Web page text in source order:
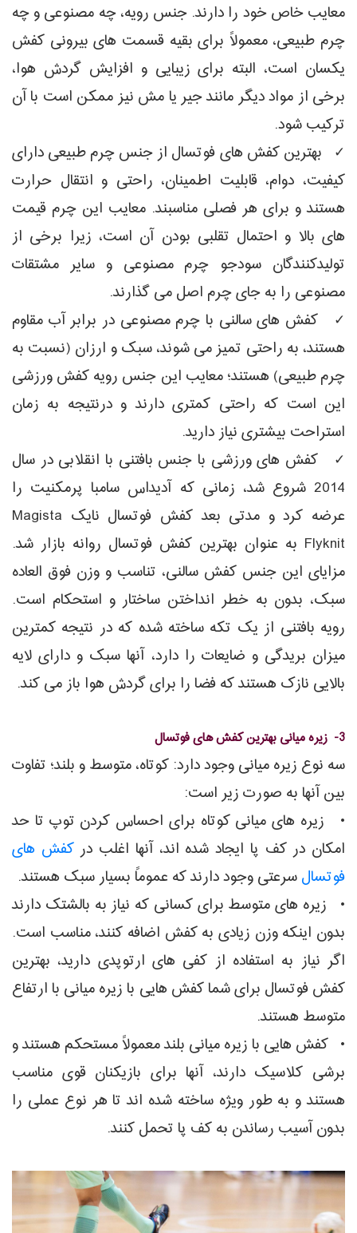
معایب خاص خود را دارند. جنس رویه، چه مصنوعی و چه
چرم طبیعی، معمولاً برای بقیه قسمت های بیرونی کفش
یکسان است، البته برای زیبایی و افزایش گردش هوا،
برخی از مواد دیگر مانند جیر یا مش نیز ممکن است با آن
ترکیب شود.
✓ بهترین کفش های فوتسال از جنس چرم طبیعی دارای
کیفیت، دوام، قابلیت اطمینان، راحتی و انتقال حرارت
هستند و برای هر فصلی مناسبند. معایب این چرم قیمت
های بالا و احتمال تقلبی بودن آن است، زیرا برخی از
تولیدکنندگان سودجو چرم مصنوعی و سایر مشتقات
مصنوعی را به جای چرم اصل می گذارند.
✓ کفش های سالنی با چرم مصنوعی در برابر آب مقاوم
هستند، به راحتی تمیز می شوند، سبک و ارزان (نسبت به
چرم طبیعی) هستند؛ معایب این جنس رویه کفش ورزشی
این است که راحتی کمتری دارند و درنتیجه به زمان
استراحت بیشتری نیاز دارید.
✓ کفش های ورزشی با جنس بافتنی با انقلابی در سال
2014 شروع شد، زمانی که آدیداس سامبا پرمکنیت را
عرضه کرد و مدتی بعد کفش فوتسال نایک Magista
Flyknit به عنوان بهترین کفش فوتسال روانه بازار شد.
مزایای این جنس کفش سالنی، تناسب و وزن فوق العاده
سبک، بدون به خطر انداختن ساختار و استحکام است.
رویه بافتنی از یک تکه ساخته شده که در نتیجه کمترین
میزان بریدگی و ضایعات را دارد، آنها سبک و دارای لایه
بالایی نازک هستند که فضا را برای گردش هوا باز می کند.
3- زیره میانی بهترین کفش های فوتسال
سه نوع زیره میانی وجود دارد: کوتاه، متوسط و بلند؛ تفاوت
بین آنها به صورت زیر است:
• زیره های میانی کوتاه برای احساس کردن توپ تا حد
امکان در کف پا ایجاد شده اند، آنها اغلب در کفش های
فوتسالسرعتی وجود دارند که عموماً بسیار سبک هستند.
• زیره های متوسط برای کسانی که نیاز به بالشتک دارند
بدون اینکه وزن زیادی به کفش اضافه کنند، مناسب است.
اگر نیاز به استفاده از کفی های ارتوپدی دارید، بهترین
کفش فوتسال برای شما کفش هایی با زیره میانی با ارتفاع
متوسط هستند.
• کفش هایی با زیره میانی بلند معمولاً مستحکم هستند و
برشی کلاسیک دارند، آنها برای بازیکنان قوی مناسب
هستند و به طور ویژه ساخته شده اند تا هر نوع عملی را
بدون آسیب رساندن به کف پا تحمل کنند.